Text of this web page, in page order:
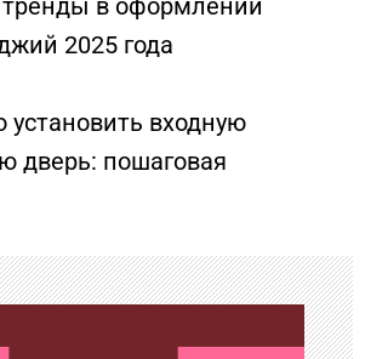
в оформлении
2025 года
установить входную
дверь: пошаговая